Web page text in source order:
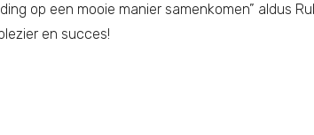
op een mooie manier samenkomen” aldus
en succes!